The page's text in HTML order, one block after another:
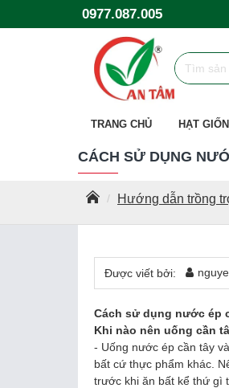
0977.087.005
TRANG CHỦ HẠT
Hướng dẫn trồng
CÁCH SỬ DỤNG
Được viết bởi:
Cách sử dụng nước ép
Khi nào nên uống cần
- Uống nước ép cần tây
bất cứ thực phẩm khác.
trước khi ăn bất kể thứ gì